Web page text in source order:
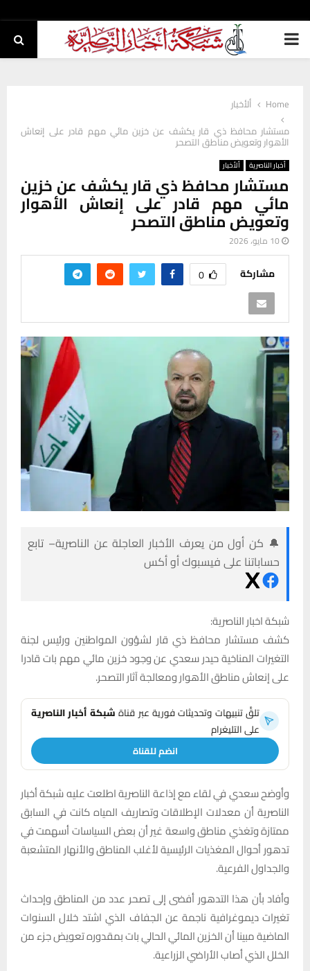
PRIMARY
Home
ألأخبار
مستشار محافظ ذي قار يكشف عن خزين مائي مهم قادر على إنعاش
الأهوار وتعويض مناطق التصحر
أخبار الناصرية ألأخبار
مستشار محافظ ذي قار يكشف عن خزين
مائي مهم قادر على إنعاش الأهوار
وتعويض مناطق التصحر
10 مايو، 2026
مشاركة 0
🔔 كن أول من يعرف الأخبار العاجلة عن الناصرية– تابع
حساباتنا على فيسبوك أو أكس
شبكة اخبار الناصرية:
كشف مستشار محافظ ذي قار لشؤون المواطنين ورئيس لجنة
التغيرات المناخية حيدر سعدي عن وجود خزين مائي مهم بات قادرا
على إنعاش مناطق الأهوار ومعالجة آثار التصحر.
تلقَّ تنبيهات وتحديثات فورية عبر قناةشبكة أخبار الناصرية
على التليغرام
انضم للقناة
وأوضح سعدي في لقاء مع إذاعة الناصرية اطلعت عليه شبكة أخبار
الناصرية أن معدلات الإطلاقات وتصاريف المياه كانت في السابق
ممتازة وتغذي مناطق واسعة غير أن بعض السياسات أسهمت في
تدهور أحوال المغذيات الرئيسية لأغلب المناطق والأنهار المتشعبة
والجداول الفرعية.
وأفاد بأن هذا التدهور أفضى إلى تصحر عدد من المناطق وإحداث
تغيرات ديموغرافية ناجمة عن الجفاف الذي اشتد خلال السنوات
الماضية مبينا أن الخزين المائي الحالي بات بمقدوره تعويض جزء من
الخلل الذي أصاب الأراضي الزراعية.